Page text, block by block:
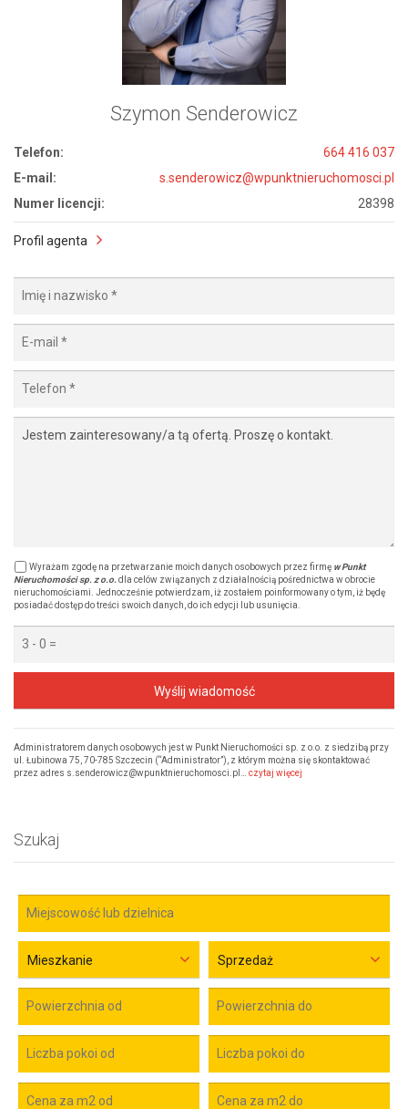
Szymon Senderowicz
Telefon:
664 416 037
E-mail:
s.senderowicz@wpunktnieruchomosci.pl
Numer licencji:
28398
Profil agenta
Wyrażam zgodę na przetwarzanie moich danych osobowych przez firmę w Punkt
Nieruchomości sp. z o.o. dla celów związanych z działalnością pośrednictwa w obrocie
nieruchomościami. Jednocześnie potwierdzam, iż zostałem poinformowany o tym, iż będę
posiadać dostęp do treści swoich danych, do ich edycji lub usunięcia.
Wyślij wiadomość
Administratorem danych osobowych jest w Punkt Nieruchomości sp. z o.o. z siedzibą przy
ul. Łubinowa 75, 70-785 Szczecin (“Administrator”), z którym można się skontaktować
przez adres s.senderowicz@wpunktnieruchomosci.pl… czytaj więcej
Szukaj
Mieszkanie Sprzedaż